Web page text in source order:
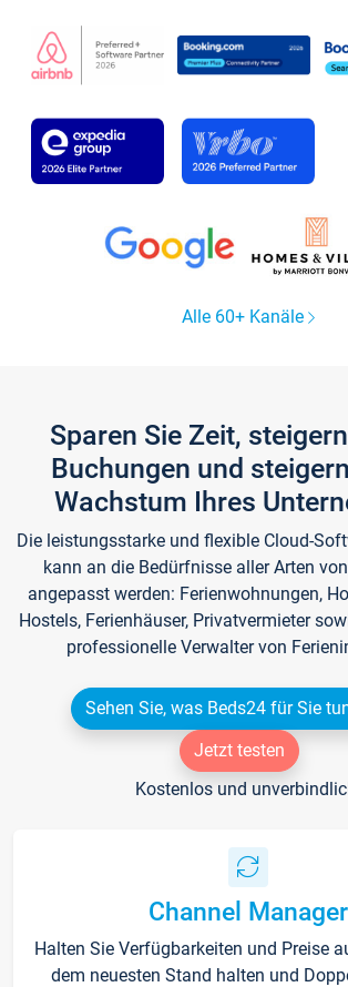
Alle 60+ Kanäle
Sparen Sie Zeit,
Buchungen und
Wachstum Ihres
Die leistungsstarke und flexible Cloud-
kann an die Bedürfnisse aller Arten
angepasst werden: Ferienwohnungen,
Hostels, Ferienhäuser, Privatvermieter
professionelle Verwalter von
Sehen Sie, was Beds24 für Sie
Jetzt testen
Kostenlos und
Channel Manager
Halten Sie Verfügbarkeiten und Preise
dem neuesten Stand halten und